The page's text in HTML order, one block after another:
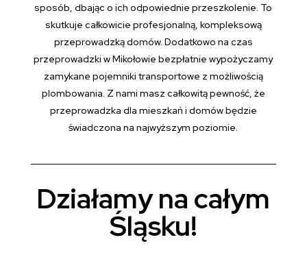
sposób, dbając o ich odpowiednie przeszkolenie. To
skutkuje całkowicie profesjonalną, kompleksową
przeprowadzką domów. Dodatkowo na czas
przeprowadzki w Mikołowie bezpłatnie wypożyczamy
zamykane pojemniki transportowe z możliwością
plombowania. Z nami masz całkowitą pewność, że
przeprowadzka dla mieszkań i domów będzie
świadczona na najwyższym poziomie.
Działamy na całym
Śląsku!